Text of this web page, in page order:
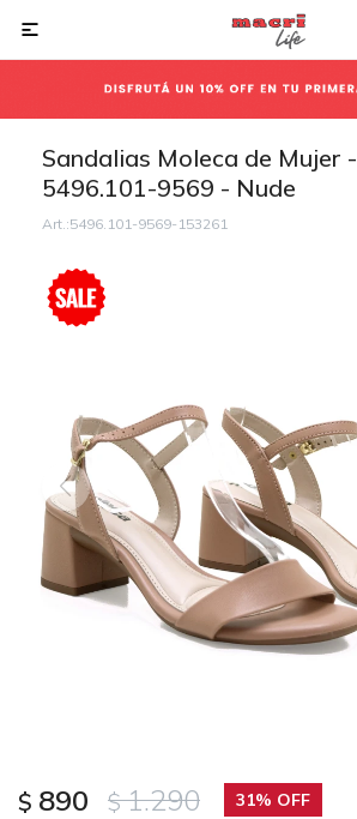

Sandalias Moleca de Mujer -
5496.101-9569 - Nude
5496.101-9569-153261
$ 890 $ 1.290 31